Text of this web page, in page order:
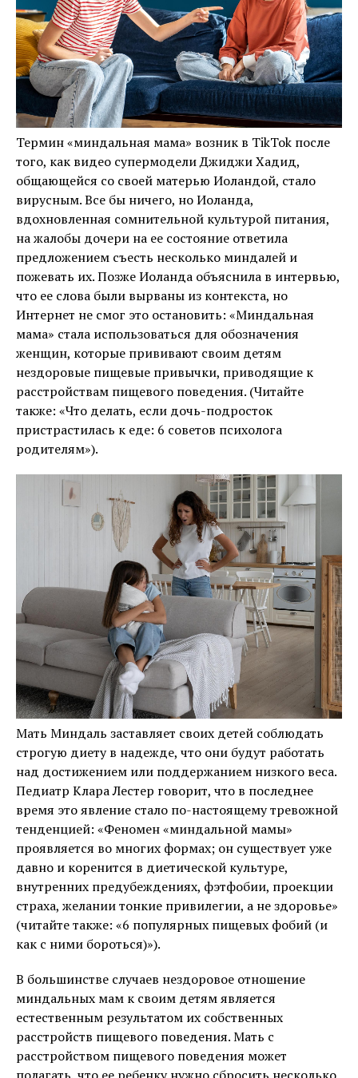
Термин «миндальная мама» возник в TikTok после
того, как видео супермодели Джиджи Хадид,
общающейся со своей матерью Иоландой, стало
вирусным. Все бы ничего, но Иоланда,
вдохновленная сомнительной культурой питания,
на жалобы дочери на ее состояние ответила
предложением съесть несколько миндалей и
пожевать их. Позже Иоланда объяснила в интервью,
что ее слова были вырваны из контекста, но
Интернет не смог это остановить: «Миндальная
мама» стала использоваться для обозначения
женщин, которые прививают своим детям
нездоровые пищевые привычки, приводящие к
расстройствам пищевого поведения. (Читайте
также: «Что делать, если дочь-подросток
пристрастилась к еде: 6 советов психолога
родителям»).
Мать Миндаль заставляет своих детей соблюдать
строгую диету в надежде, что они будут работать
над достижением или поддержанием низкого веса.
Педиатр Клара Лестер говорит, что в последнее
время это явление стало по-настоящему тревожной
тенденцией: «Феномен «миндальной мамы»
проявляется во многих формах; он существует уже
давно и коренится в диетической культуре,
внутренних предубеждениях, фэтфобии, проекции
страха, желании тонкие привилегии, а не здоровье»
(читайте также: «6 популярных пищевых фобий (и
как с ними бороться)»).
В большинстве случаев нездоровое отношение
миндальных мам к своим детям является
естественным результатом их собственных
расстройств пищевого поведения. Мать с
расстройством пищевого поведения может